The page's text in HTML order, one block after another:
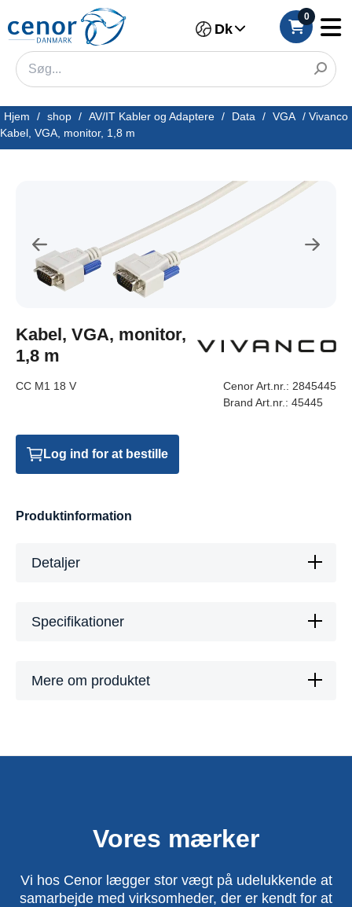
Dk
0
Hjem / shop / AV/IT Kabler og Adaptere / Data / VGA / Vivanco
Kabel, VGA, monitor, 1,8 m
Kabel, VGA, monitor,
1,8 m
CC M1 18 V Cenor Art.nr.: 2845445
Brand Art.nr.: 45445
Log ind for at bestille
Produktinformation
Detaljer
Specifikationer
Mere om produktet
Vores mærker
Vi hos Cenor lægger stor vægt på udelukkende at
samarbejde med virksomheder, der er kendt for at